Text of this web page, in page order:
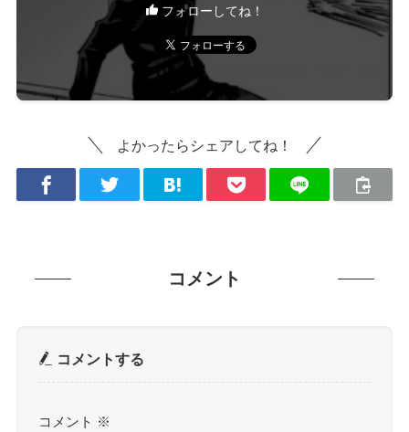
フォローしてね！
よかったらシェアしてね！
コメント
コメントする
コメント ※